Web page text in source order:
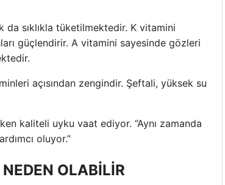
da sıklıkla tüketilmektedir. K vitamini
güçlendirir. A vitamini sayesinde gözleri
açısından zengindir. Şeftali, yüksek su
kaliteli uyku vaat ediyor. “Aynı zamanda
oluyor.”
OLABİLİR